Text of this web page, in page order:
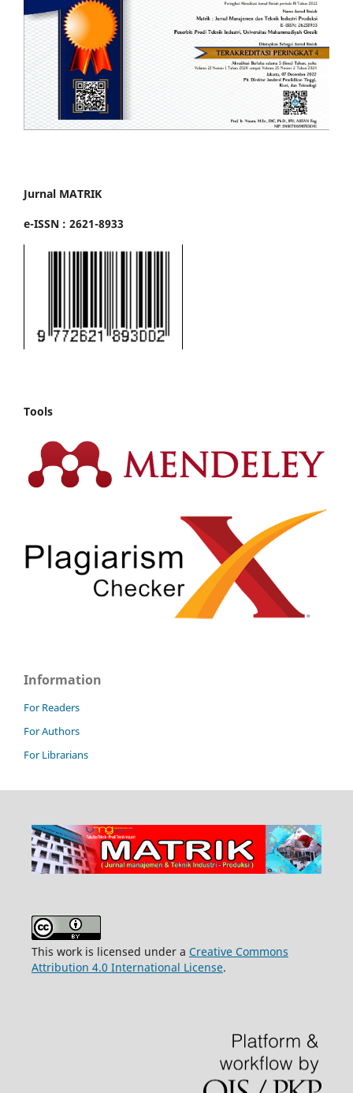
Jurnal MATRIK
e-ISSN : 2621-8933
Tools
Information
For Readers
For Authors
For Librarians
This work is licensed under a Creative Commons
Attribution 4.0 International License.